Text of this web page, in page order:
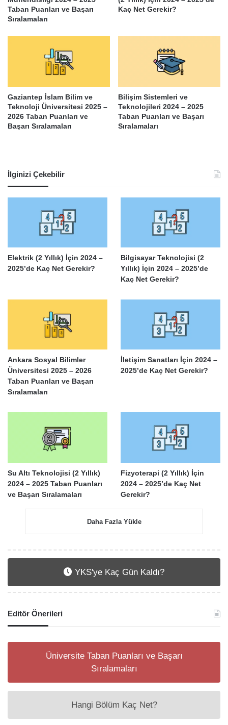
Taban Puanları ve Başarı
Sıralamaları
Kaç Net Gerekir?
Gaziantep İslam Bilim ve
Teknoloji Üniversitesi 2025 –
2026 Taban Puanları ve
Başarı Sıralamaları
Bilişim Sistemleri ve
Teknolojileri 2024 – 2025
Taban Puanları ve Başarı
Sıralamaları
İlginizi Çekebilir
Elektrik (2 Yıllık) İçin 2024 –
2025’de Kaç Net Gerekir?
Bilgisayar Teknolojisi (2
Yıllık) İçin 2024 – 2025’de
Kaç Net Gerekir?
Ankara Sosyal Bilimler
Üniversitesi 2025 – 2026
Taban Puanları ve Başarı
Sıralamaları
İletişim Sanatları İçin 2024 –
2025’de Kaç Net Gerekir?
Su Altı Teknolojisi (2 Yıllık)
2024 – 2025 Taban Puanları
ve Başarı Sıralamaları
Fizyoterapi (2 Yıllık) İçin
2024 – 2025’de Kaç Net
Gerekir?
Daha Fazla Yükle
YKS'ye Kaç Gün Kaldı?
Editör Önerileri
Üniversite Taban Puanları ve Başarı
Sıralamaları
Hangi Bölüm Kaç Net?